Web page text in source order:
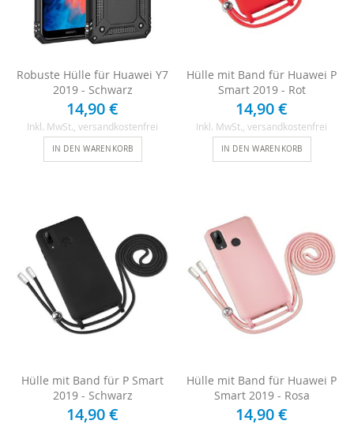
Robuste Hülle für Huawei Y7
2019 - Schwarz
14,90 €
Inkl. MwSt. , versandkostenfrei
IN DEN WARENKORB
Hülle mit Band für Huawei P
Smart 2019 - Rot
14,90 €
Inkl. MwSt. , versandkostenfrei
IN DEN WARENKORB
Hülle mit Band für P Smart
2019 - Schwarz
14,90 €
Hülle mit Band für Huawei P
Smart 2019 - Rosa
14,90 €